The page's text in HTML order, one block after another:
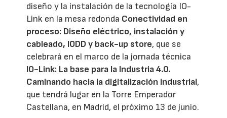
diseño y la instalación de la tecnología IO-
Link en la mesa redonda Conectividad en
proceso: Diseño eléctrico, instalación y
cableado, IODD y back-up store, que se
celebrará en el marco de la jornada técnica
IO-Link: La base para la Industria 4.0.
Caminando hacia la digitalización industrial,
que tendrá lugar en la Torre Emperador
Castellana, en Madrid, el próximo 13 de junio.